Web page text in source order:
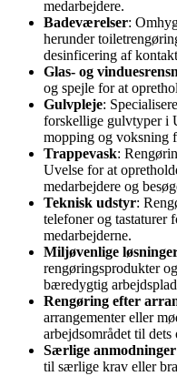
medarbejdere.
Badeværelser:
herunder
desinficering af
Glas- og
og spejle for at
Gulvpleje:
forskellige gulvtyper i
mopping og voksning
Trappevask:
Uvelse for at
medarbejdere og
Teknisk udstyr:
telefoner og tastaturer
medarbejderne.
Miljøvenlige
rengøringsprodukter
bæredygtig
Rengøring efter
arrangementer eller
arbejdsområdet til
Særlige anmodninger
til særlige krav eller